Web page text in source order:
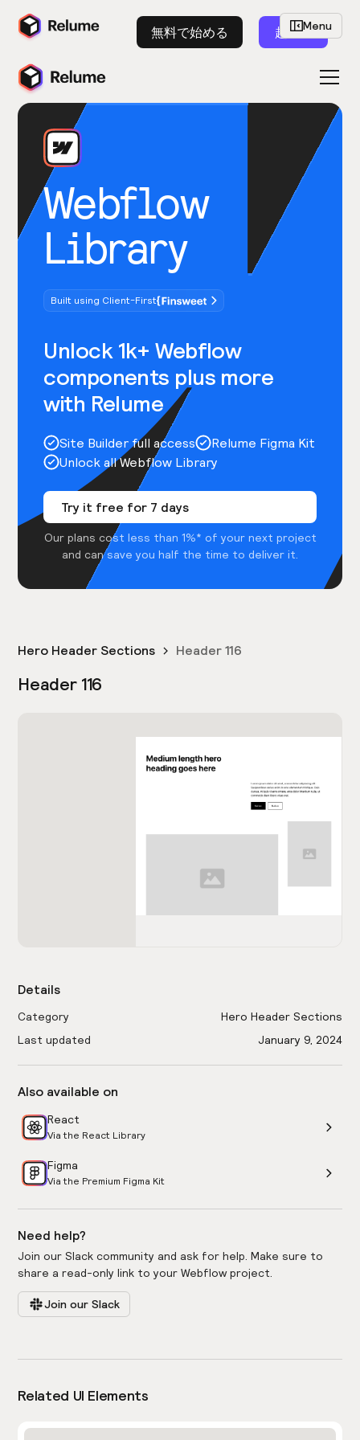
無料で始める 起動
Webflow
Library
Built using Client-First
Unlock 1k+ Webflow
components plus more
with Relume
Site Builder full access
Relume Figma Kit
Unlock all Webflow Library
Try it free for 7 days
Our plans cost less than 1%* of your next project
and can save you half the time to deliver it.
Menu
Hero Header Sections Header 116
Header 116
Details
Category
Hero Header Sections
Last updated
January 9, 2024
Also available on
React
Via the React Library
Figma
Via the Premium Figma Kit
Need help?
Join our Slack community and ask for help. Make sure to
share a read-only link to your Webflow project.
Join our Slack
Related UI Elements